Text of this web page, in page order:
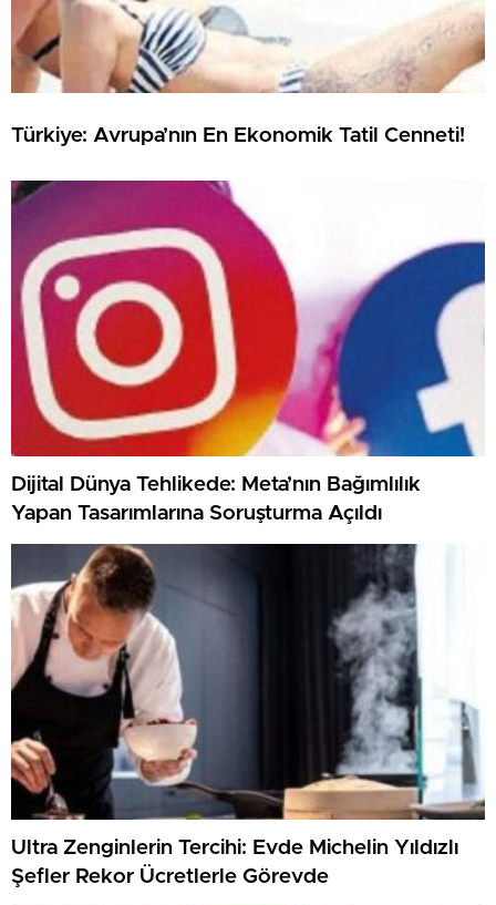
Türkiye: Avrupa’nın En Ekonomik Tatil Cenneti!
Dijital Dünya Tehlikede: Meta’nın Bağımlılık
Yapan Tasarımlarına Soruşturma Açıldı
Ultra Zenginlerin Tercihi: Evde Michelin Yıldızlı
Şefler Rekor Ücretlerle Görevde